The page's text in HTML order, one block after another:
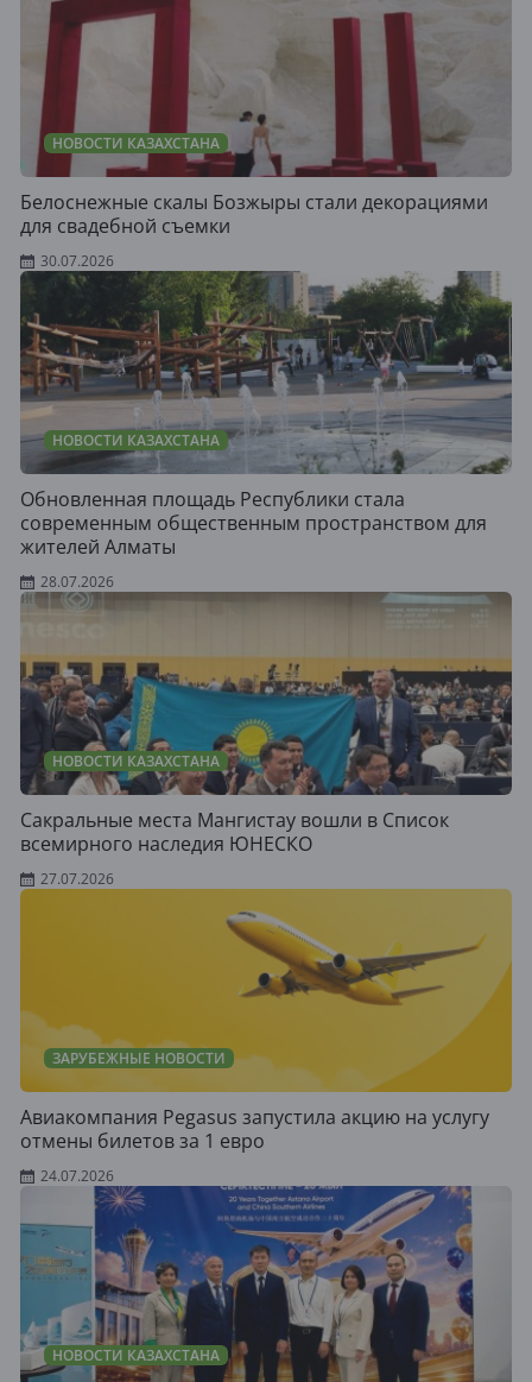
НОВОСТИ КАЗАХСТАНА
Белоснежные скалы Бозжыры стали декорациями
для свадебной съемки
30.07.2026
НОВОСТИ КАЗАХСТАНА
Обновленная площадь Республики стала
современным общественным пространством для
жителей Алматы
28.07.2026
НОВОСТИ КАЗАХСТАНА
Сакральные места Мангистау вошли в Список
всемирного наследия ЮНЕСКО
27.07.2026
ЗАРУБЕЖНЫЕ НОВОСТИ
Авиакомпания Pegasus запустила акцию на услугу
отмены билетов за 1 евро
24.07.2026
НОВОСТИ КАЗАХСТАНА